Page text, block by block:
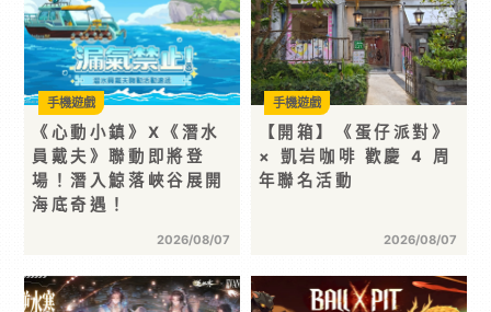
《心動小鎮》X《潛水
員戴夫》聯動即將登
場！潛入鯨落峽谷展開
海底奇遇！
2026/08/07
手機遊戲
【開箱】《蛋仔派對》
× 凱岩咖啡 歡慶 4 周
年聯名活動
2026/08/07
手機遊戲